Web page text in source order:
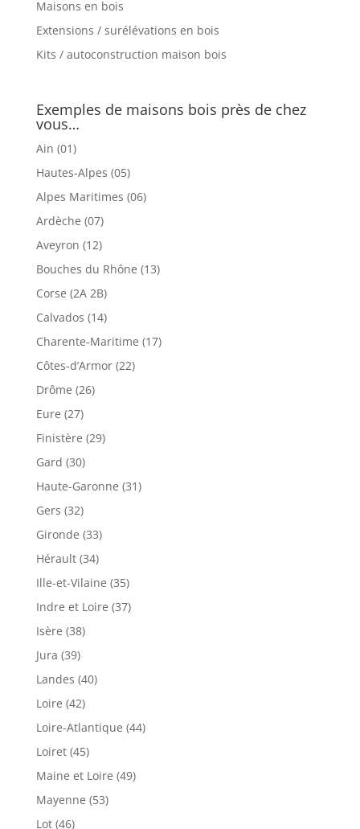
Maisons en bois
Extensions / surélévations en bois
Kits / autoconstruction maison bois
Exemples de maisons bois près de chez
vous…
Ain (01)
Hautes-Alpes (05)
Alpes Maritimes (06)
Ardèche (07)
Aveyron (12)
Bouches du Rhône (13)
Corse (2A 2B)
Calvados (14)
Charente-Maritime (17)
Côtes-d’Armor (22)
Drôme (26)
Eure (27)
Finistère (29)
Gard (30)
Haute-Garonne (31)
Gers (32)
Gironde (33)
Hérault (34)
Ille-et-Vilaine (35)
Indre et Loire (37)
Isère (38)
Jura (39)
Landes (40)
Loire (42)
Loire-Atlantique (44)
Loiret (45)
Maine et Loire (49)
Mayenne (53)
Lot (46)